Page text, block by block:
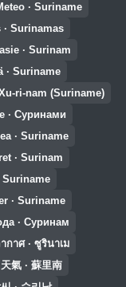
· Suriname
· Surinamas
· Surinam
· Suriname
ri-nam (Suriname)
· Суринами
· Suriname
· Surinam
Suriname
· Suriname
· Суринам
กาศ · ซูรินาเม
天氣 · 蘇里南